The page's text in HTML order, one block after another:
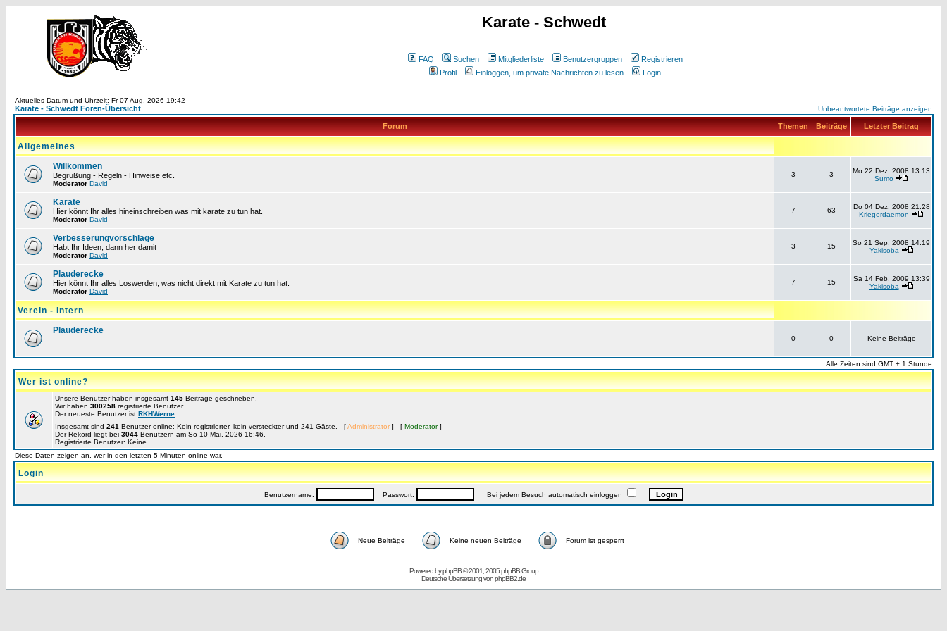
Karate - Schwedt
FAQ Suchen Mitgliederliste Benutzergruppen
Registrieren
Profil
Einloggen, um private Nachrichten zu lesen Login
Aktuelles Datum und Uhrzeit: Fr 07 Aug, 2026 19:42
Karate - Schwedt Foren-Übersicht Unbeantwortete Beiträge anzeigen
Forum Themen Beiträge Letzter Beitrag
Allgemeines
Willkommen
Begrüßung - Regeln - Hinweise etc.
Moderator David
3 3
Mo 22 Dez, 2008 13:13
Sumo
Karate
Hier könnt Ihr alles hineinschreiben was mit karate zu tun hat.
Moderator David
7 63
Do 04 Dez, 2008 21:28
Kriegerdaemon
Verbesserungvorschläge
Habt Ihr Ideen, dann her damit
Moderator David
3 15
So 21 Sep, 2008 14:19
Yakisoba
Plauderecke
Hier könnt Ihr alles Loswerden, was nicht direkt mit Karate zu tun hat.
Moderator David
7 15
Sa 14 Feb, 2009 13:39
Yakisoba
Verein - Intern
Plauderecke
0 0 Keine Beiträge
Alle Zeiten sind GMT + 1 Stunde
Wer ist online?
Unsere Benutzer haben insgesamt 145 Beiträge geschrieben.
Wir haben 300258 registrierte Benutzer.
Der neueste Benutzer ist RKHWerne
Insgesamt sind 241 Benutzer online: Kein registrierter, kein versteckter und 241 Gäste. [Administrator ] [ Moderator]
Der Rekord liegt bei 3044 Benutzern am So 10 Mai, 2026 16:46.
Registrierte Benutzer: Keine
Diese Daten zeigen an, wer in den letzten 5 Minuten online war.
Login
Benutzername: Passwort: Bei jedem Besuch automatisch einloggen
Neue Beiträge Keine neuen Beiträge Forum ist gesperrt
Powered byphpBB© 2001, 2005 phpBB Group
Deutsche Übersetzung vonphpBB2.de